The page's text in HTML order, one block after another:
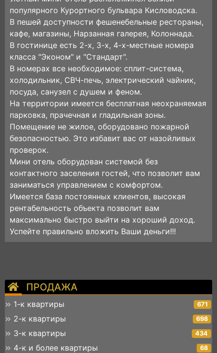
ПРОДАЖА
1-к квартиры 671
2-к квартиры 698
3-к квартиры 434
4-к и более квартиры 68
популярного Курортного бульвара Кисловодска.
В пешей доступности фешенебельные рестораны,
кафе, магазины, Нарзанная галерея, Колоннада.
В гостинице есть 2-х, 3-х, 4-х-местные номера
класса "Эконом" и "Стандарт".
В номерах все необходимое: сплит-система,
холодильник, СВЧ-печь, электрический чайник,
посуда, санузел с душем и феном.
На территории имеется бесплатная неохраняемая
парковка, прачечная и гладильная зоны.
Помещение не жилое, оборудовано пожарной
безопасностью. Это избавит вас от назойливых
проверок.
Мини отель оборудован системой без
контактного заселения гостей, что позволит вам
заниматься управлением с комфортом.
Имеется база постоянных клиентов, высокая
рентабельность объекта позволит вам
максимально быстро выйти на хороший доход.
Успейте правильно вложить Ваши деньги!!!